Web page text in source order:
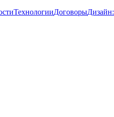
ТехнологииДоговорыДизайн: